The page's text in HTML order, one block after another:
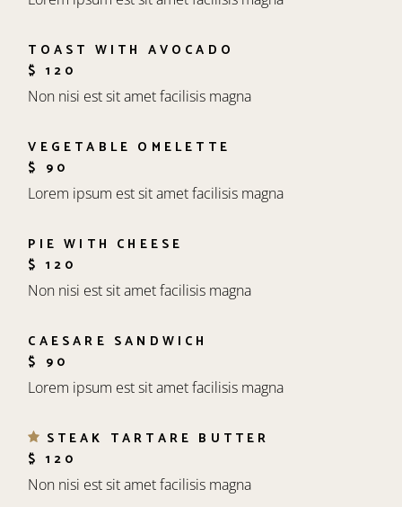
TOAST WITH AVOCADO
$ 120
Non nisi est sit amet facilisis magna
VEGETABLE OMELETTE
$ 90
Lorem ipsum est sit amet facilisis magna
PIE WITH CHEESE
$ 120
Non nisi est sit amet facilisis magna
CAESARE SANDWICH
$ 90
Lorem ipsum est sit amet facilisis magna
STEAK TARTARE BUTTER
$ 120
Non nisi est sit amet facilisis magna